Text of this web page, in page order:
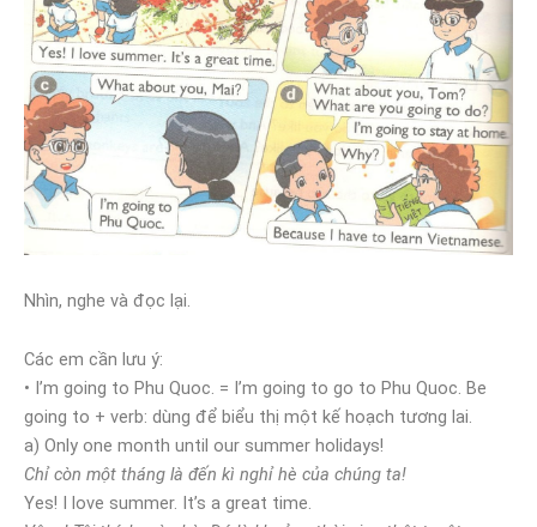
Nhìn, nghe và đọc lại.
Các em cần lưu ý:
• I’m going to Phu Quoc. = I’m going to go to Phu Quoc. Be
going to + verb: dùng để biểu thị một kế hoạch tương lai.
a) Only one month until our summer holidays!
Chỉ còn một tháng là đến kì nghỉ hè của chúng ta!
Yes! I love summer. It’s a great time.